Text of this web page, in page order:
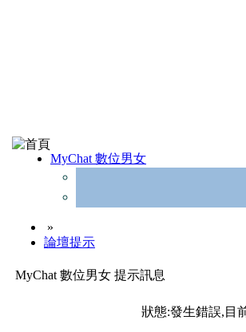
MyChat 數位男女
»
論壇提示
MyChat 數位男女 提示訊息
狀態:發生錯誤,目